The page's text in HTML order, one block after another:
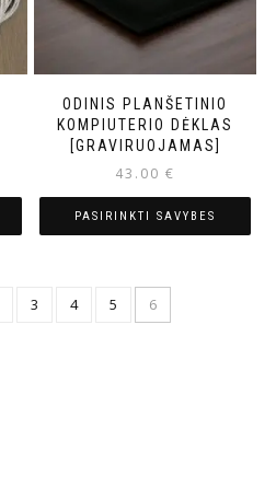
ODINIS PLANŠETINIO
KOMPIUTERIO DĖKLAS
[GRAVIRUOJAMAS]
43.00 €
PASIRINKTI SAVYBES
3 4 5 6